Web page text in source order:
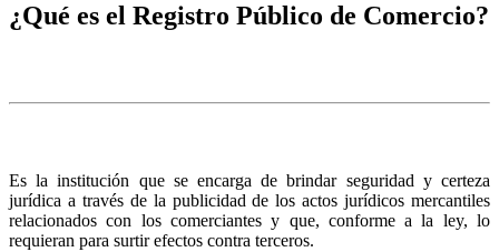
¿Qué es el Registro Público de Comercio?
Es la institución que se encarga de brindar seguridad y certeza
jurídica a través de la publicidad de los actos jurídicos mercantiles
relacionados con los comerciantes y que, conforme a la ley, lo
requieran para surtir efectos contra terceros.